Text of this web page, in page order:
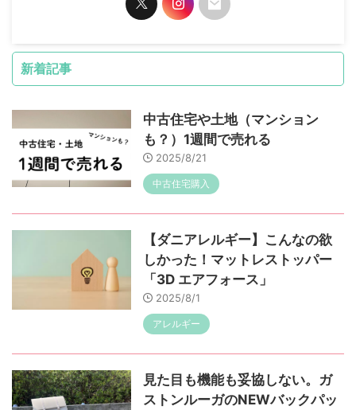
新着記事
中古住宅や土地（マンション
も？）1週間で売れる
2025/8/21
中古住宅購入
【ダニアレルギー】こんなの欲
しかった！マットレストッパー
「3D エアフォース」
2025/8/1
アレルギー
見た目も機能も妥協しない。ガ
ストンルーガのNEWバックパッ